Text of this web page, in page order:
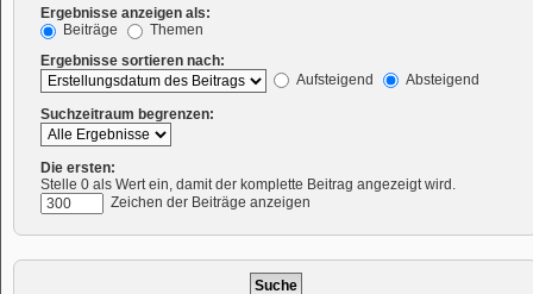
Ergebnisse anzeigen als:
Beiträge
Themen
Ergebnisse sortieren nach:
Aufsteigend
Absteigend
Suchzeitraum begrenzen:
Die ersten:
Stelle 0 als Wert ein, damit der komplette Beitrag angezeigt wird.
Zeichen der Beiträge anzeigen